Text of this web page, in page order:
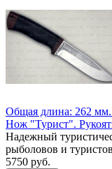
Общая длина: 262 мм.
Нож "Турист".
Надежный
рыболовов и
5750 руб.